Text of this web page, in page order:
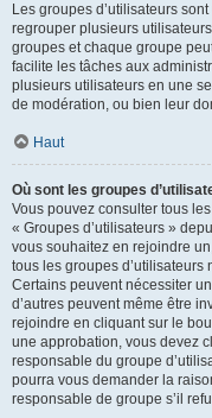
Les groupes d’utilisateurs
regrouper plusieurs
groupes et chaque groupe
facilite les tâches aux
plusieurs utilisateurs en une
de modération, ou bien leur
Haut
Où sont les groupes
Vous pouvez consulter tous
« Groupes d’utilisateurs »
vous souhaitez en rejoindre
tous les groupes
Certains peuvent nécessiter
d’autres peuvent même être
rejoindre en cliquant sur le
une approbation, vous devez
responsable du groupe
pourra vous demander la
responsable de groupe s’il